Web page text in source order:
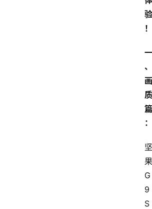
验
！
一
、
画
质
篇
：
坚
果
G
9
S